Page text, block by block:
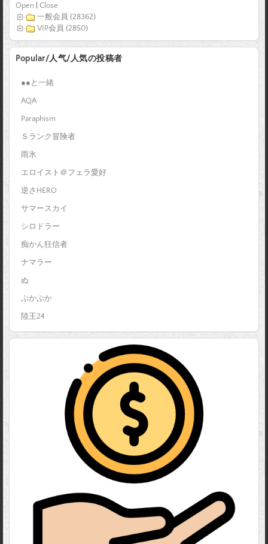
Open
Close
一般会員 (28362)
VIP会員 (2850)
Popular/人气/人気の投稿者
●●と一緒
AQA
Paraphism
Ｓランク冒険者
雨氷
エロイスト＠フェラ愛好
逆さHERO
サマースカイ
シロドラー
痴かん狂信者
ナマラー
ぬ
ぷかぷか
陸王24